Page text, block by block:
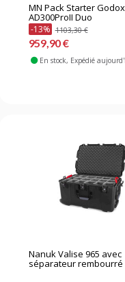
MN Pack Starter Godox
AD300ProII Duo
-13% 1103,30 €
959,90 €
En stock, Expédié
Nanuk Valise 965 avec
séparateur rembourré